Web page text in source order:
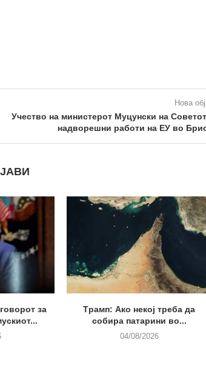
Нова
Учество на министерот Муцунски на
надворешни работи на EУ во
за
Tрамп: Ако некој треба да
собира патарини во...
04/08/2026